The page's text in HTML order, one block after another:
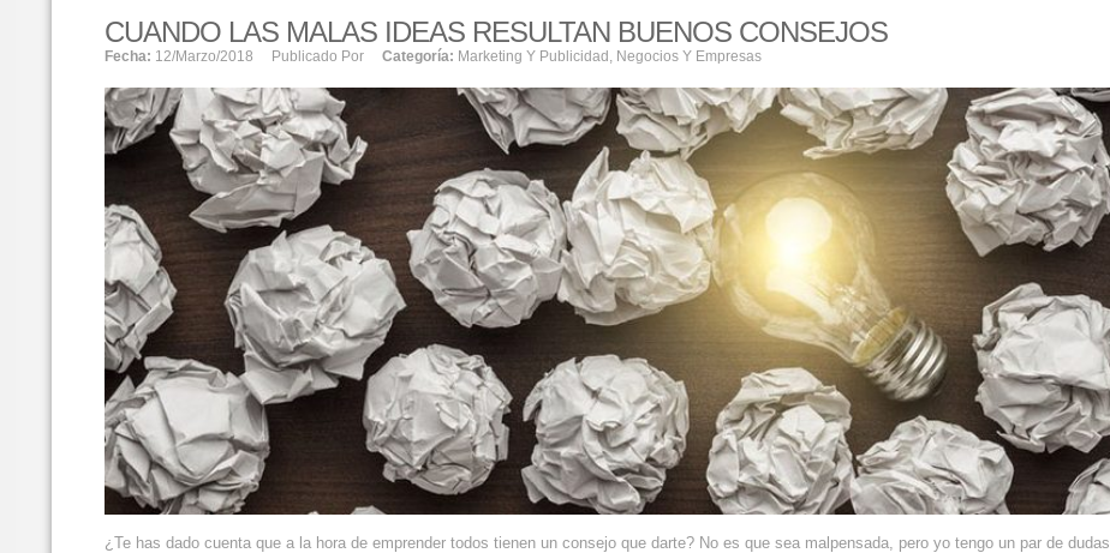
CUANDO LAS MALAS IDEAS RESULTAN BUENOS CONSEJOS
Fecha: 12/marzo/2018 Publicado Por Categoría: Marketing Y Publicidad , Negocios Y Empresas
¿Te has dado cuenta que a la hora de emprender todos tienen un consejo que darte? No es que sea malpensada, pero yo tengo un par de dudas